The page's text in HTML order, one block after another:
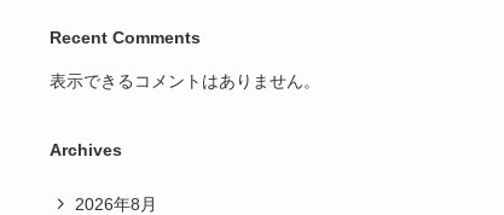
Recent Comments
表示できるコメントはありません。
Archives
2026年8月